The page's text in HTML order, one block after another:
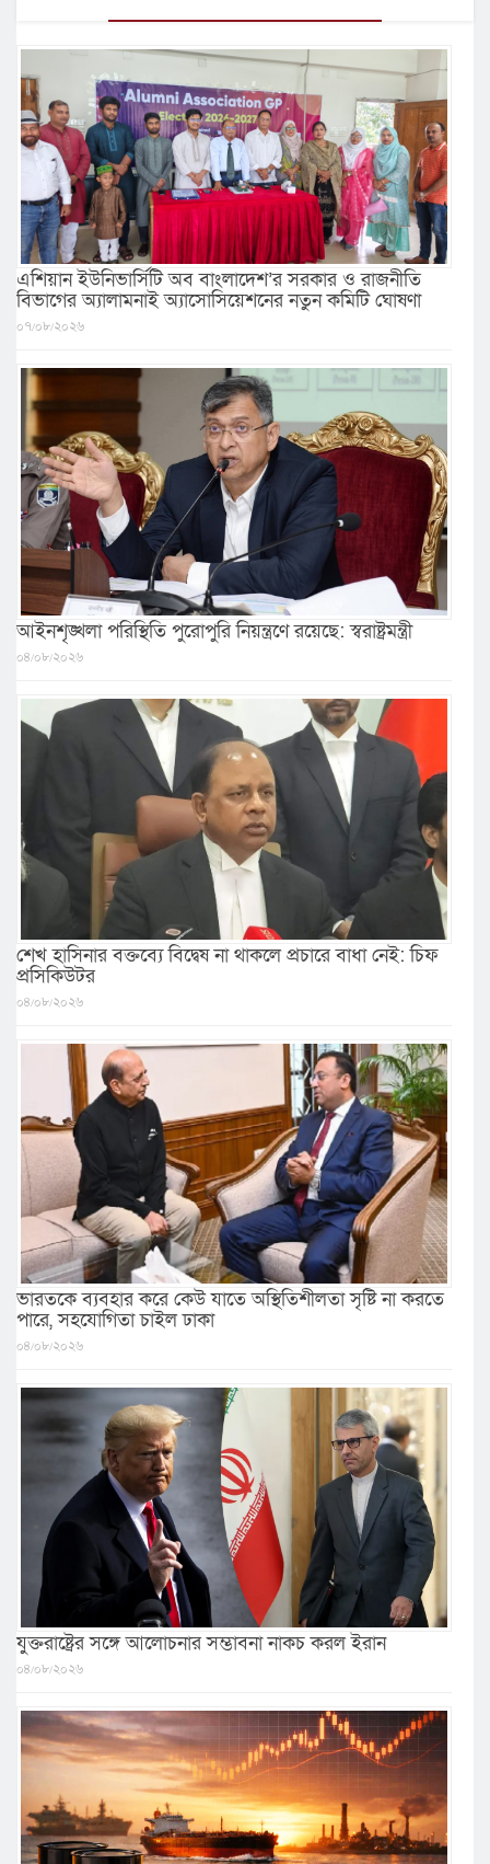
এশিয়ান ইউনিভার্সিটি অব বাংলাদেশ’র সরকার ও রাজনীতি
বিভাগের অ্যালামনাই অ্যাসোসিয়েশনের নতুন কমিটি ঘোষণা
০৭/০৮/২০২৬
আইনশৃঙ্খলা পরিস্থিতি পুরোপুরি নিয়ন্ত্রণে রয়েছে: স্বরাষ্ট্রমন্ত্রী
০৪/০৮/২০২৬
শেখ হাসিনার বক্তব্যে বিদ্বেষ না থাকলে প্রচারে বাধা নেই: চিফ
প্রসিকিউটর
০৪/০৮/২০২৬
ভারতকে ব্যবহার করে কেউ যাতে অস্থিতিশীলতা সৃষ্টি না করতে
পারে, সহযোগিতা চাইল ঢাকা
০৪/০৮/২০২৬
যুক্তরাষ্ট্রের সঙ্গে আলোচনার সম্ভাবনা নাকচ করল ইরান
০৪/০৮/২০২৬